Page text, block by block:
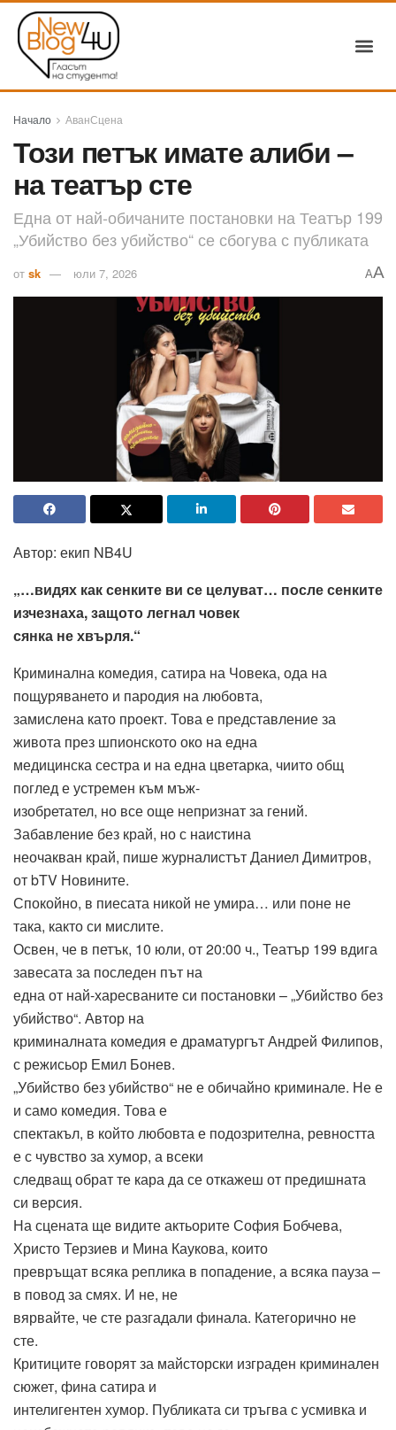
Начало АванСцена
Този петък имате алиби –
на театър сте
Една от най-обичаните постановки на Театър 199
„Убийство без убийство“ се сбогува с публиката
от sk юли 7, 2026 AA
Автор: екип NB4U
„…видях как сенките ви се целуват… после сенките
изчезнаха, защото легнал човек
сянка не хвърля.“
Криминална комедия, сатира на Човека, ода на
пощуряването и пародия на любовта,
замислена като проект. Това е представление за
живота през шпионското око на една
медицинска сестра и на една цветарка, чиито общ
поглед е устремен към мъж-
изобретател, но все още непризнат за гений.
Забавление без край, но с наистина
неочакван край, пише журналистът Даниел Димитров,
от bTV Новините.
Спокойно, в пиесата никой не умира… или поне не
така, както си мислите.
Освен, че в петък, 10 юли, от 20:00 ч., Театър 199 вдига
завесата за последен път на
една от най-харесваните си постановки – „Убийство без
убийство“. Автор на
криминалната комедия е драматургът Андрей Филипов,
с режисьор Емил Бонев.
„Убийство без убийство“ не е обичайно криминале. Не е
и само комедия. Това е
спектакъл, в който любовта е подозрителна, ревността
е с чувство за хумор, а всеки
следващ обрат те кара да се откажеш от предишната
си версия.
На сцената ще видите актьорите София Бобчева,
Христо Терзиев и Мина Каукова, които
превръщат всяка реплика в попадение, а всяка пауза –
в повод за смях. И не, не
вярвайте, че сте разгадали финала. Категорично не
сте.
Критиците говорят за майсторски изграден криминален
сюжет, фина сатира и
интелигентен хумор. Публиката си тръгва с усмивка и